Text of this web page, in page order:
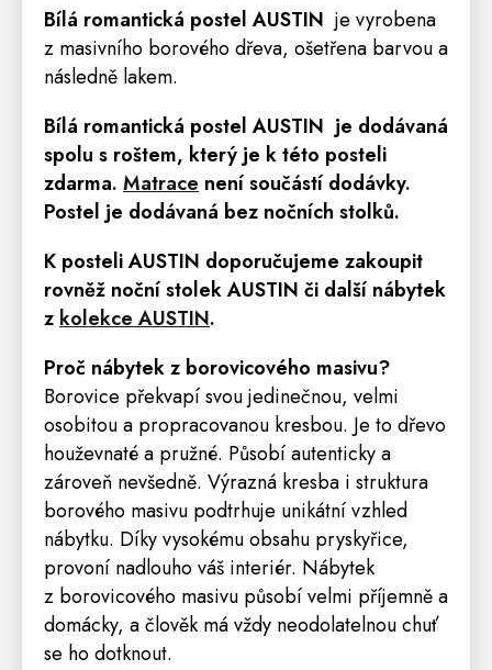
Bílá romantická postel AUSTIN je vyrobena
z masivního borového dřeva, ošetřena barvou a
následně lakem.
Bílá romantická postel AUSTIN je dodávaná
spolu s roštem, který je k této posteli
zdarma. Matrace není součástí dodávky.
Postel je dodávaná bez nočních stolků.
K posteli AUSTIN doporučujeme zakoupit
rovněž noční stolekAUSTIN či další nábytek
z kolekce AUSTIN.
Proč nábytek z borovicového masivu?
Borovice překvapí svou jedinečnou, velmi
osobitou a propracovanou kresbou. Je to dřevo
houževnaté a pružné. Působí autenticky a
zároveň nevšedně. Výrazná kresba i struktura
borového masivu podtrhuje unikátní vzhled
nábytku. Díky vysokému obsahu pryskyřice,
provoní nadlouho váš interiér. Nábytek
z borovicového masivu působí velmi příjemně a
domácky, a člověk má vždy neodolatelnou chuť
se ho dotknout.